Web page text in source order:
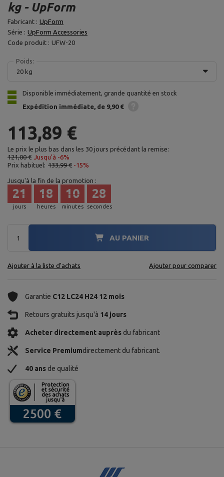
kg - UpForm
Fabricant : UpForm
Série : UpForm Accessories
Code produit : UFW-20
Poids:
20 kg
Disponible immédiatement, grande quantité en stock
Expédition immédiate de 9,90 €
113,89 €
Le prix le plus bas dans les 30 jours précédant la remise:
121,00 € Jusqu'à -6%
Prix habituel: 133,99 € -15%
Jusqu'à la fin de la promotion :
jours
21
heures
18
minutes
10
secondes
26
AU PANIER
Ajouter à la liste d'achats Ajouter pour comparer
Garantie C12 LC24 H24 12 mois
Retours gratuits jusqu'à 14 jours
Acheter directement auprès du fabricant
Service Premiumdirectement du fabricant.
40 ans de qualité